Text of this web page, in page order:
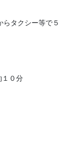
タクシー等で５
１０分